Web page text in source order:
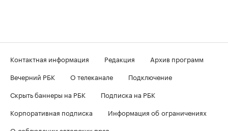
Контактная информация Редакция
Архив программ
Вечерний РБК
О телеканале
Подключение
Скрыть баннеры на РБК
Подписка на РБК
Корпоративная подписка
Информация об ограничениях